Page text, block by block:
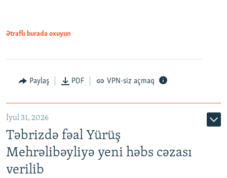
Ətraflı burada oxuyun
Paylaş PDF VPN-siz açmaq
İyul 31, 2026
Təbrizdə fəal Yürüş
Mehrəlibəyliyə yeni həbs cəzası
verilib